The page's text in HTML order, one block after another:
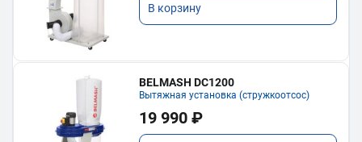
В корзину
BELMASH DC1200
Вытяжная установка (стружкоотсос)
19 990 ₽